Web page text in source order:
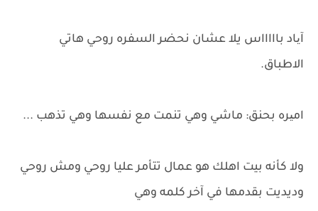
آیاد باااااس يلا عشان نحضر السفره روحي هاتي
الاطباق.
امیره بحنق: ماشي وهي تنمت مع نفسها وهي تذهب ...
ولا كأنه بيت اهلك هو عمال تتأمر عليا روحي ومش روحي
وديديت بقدمها في آخر كلمه وهي